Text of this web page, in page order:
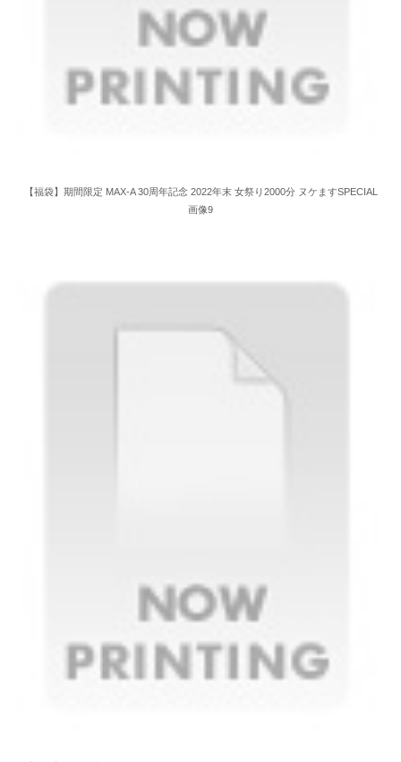
【福袋】期間限定 MAX-A 30周年記念 2022年末 女祭り2000分 ヌケますSPECIAL
画像9